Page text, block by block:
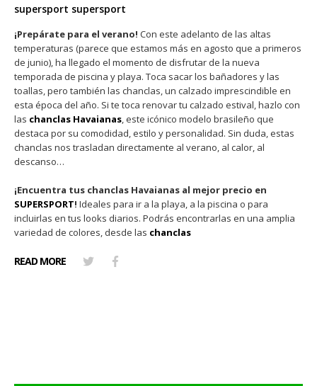
supersport supersport
¡Prepárate para el verano! Con este adelanto de las altas
temperaturas (parece que estamos más en agosto que a primeros
de junio), ha llegado el momento de disfrutar de la nueva
temporada de piscina y playa. Toca sacar los bañadores y las
toallas, pero también las chanclas, un calzado imprescindible en
esta época del año. Si te toca renovar tu calzado estival, hazlo con
las chanclas Havaianas, este icónico modelo brasileño que
destaca por su comodidad, estilo y personalidad. Sin duda, estas
chanclas nos trasladan directamente al verano, al calor, al
descanso…
¡Encuentra tus chanclas Havaianas al mejor precio en
SUPERSPORT! Ideales para ir a la playa, a la piscina o para
incluirlas en tus looks diarios. Podrás encontrarlas en una amplia
variedad de colores, desde las chanclas
READ MORE